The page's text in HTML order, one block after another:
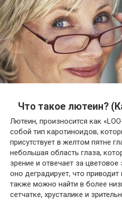
Что такое лютеин?
Лютеин, произносится как
собой тип каротиноидов,
присутствует в желтом пятне
небольшая область глаза,
зрение и отвечает за
оно деградирует, что
также можно найти в более
сетчатке, хрусталике и